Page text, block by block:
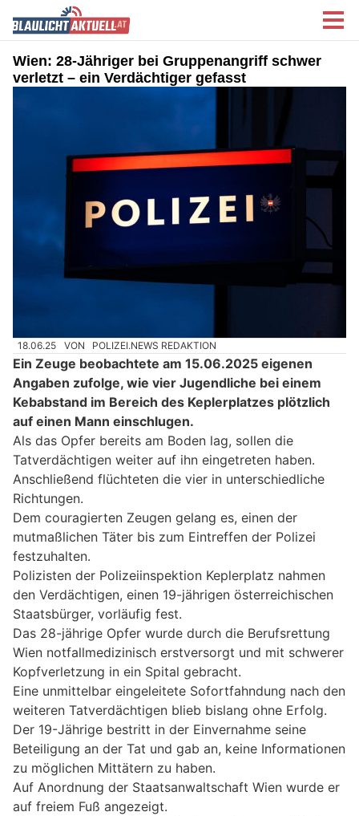
Wien: 28-Jähriger bei Gruppenangriff schwer
verletzt – ein Verdächtiger gefasst
18.06.25 VON POLIZEI.NEWS REDAKTION
Ein Zeuge beobachtete am 15.06.2025 eigenen
Angaben zufolge, wie vier Jugendliche bei einem
Kebabstand im Bereich des Keplerplatzes plötzlich
auf einen Mann einschlugen.
Als das Opfer bereits am Boden lag, sollen die
Tatverdächtigen weiter auf ihn eingetreten haben.
Anschließend flüchteten die vier in unterschiedliche
Richtungen.
Dem couragierten Zeugen gelang es, einen der
mutmaßlichen Täter bis zum Eintreffen der Polizei
festzuhalten.
Polizisten der Polizeiinspektion Keplerplatz nahmen
den Verdächtigen, einen 19-jährigen österreichischen
Staatsbürger, vorläufig fest.
Das 28-jährige Opfer wurde durch die Berufsrettung
Wien notfallmedizinisch erstversorgt und mit schwerer
Kopfverletzung in ein Spital gebracht.
Eine unmittelbar eingeleitete Sofortfahndung nach den
weiteren Tatverdächtigen blieb bislang ohne Erfolg.
Der 19-Jährige bestritt in der Einvernahme seine
Beteiligung an der Tat und gab an, keine Informationen
zu möglichen Mittätern zu haben.
Auf Anordnung der Staatsanwaltschaft Wien wurde er
auf freiem Fuß angezeigt.